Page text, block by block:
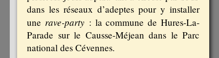
dans les réseaux d’adeptes pour y installer
une rave-party: la commune de Hures-La-
Parade sur le Causse-Méjean dans le Parc
national des Cévennes.